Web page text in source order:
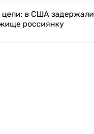
цепи: в США задержали
россиянку